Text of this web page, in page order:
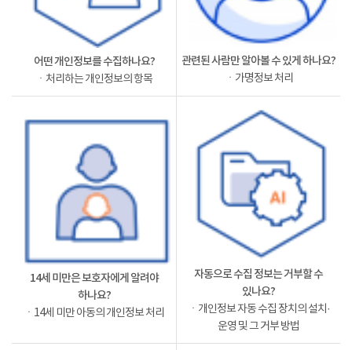
어떤 개인정보를 수집하나요?
ㆍ처리하는 개인정보의 항목
관련된 사람만 알아볼 수 있게 하나요?
ㆍ가명정보 처리
14세 미만은 보호자에게 알려야
하나요?
ㆍ14세 미만 아동의 개인정보 처리
자동으로 수집 정보는 거부할 수
있나요?
ㆍ개인정보 자동 수집 장치의 설치·
운영 및 그 거부 방법